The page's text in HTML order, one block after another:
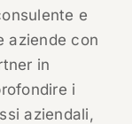
e
aziende con
in
i
aziendali,